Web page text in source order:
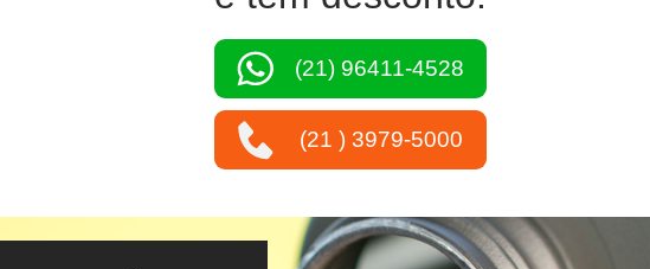
(21) 96411-4528
(21 ) 3979-5000